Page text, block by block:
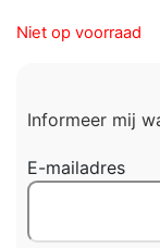
Niet op voorraad
Informeer mij
E-mailadres